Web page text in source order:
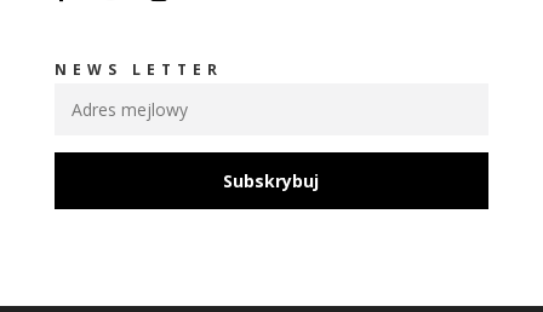
NEWS LETTER
Subskrybuj